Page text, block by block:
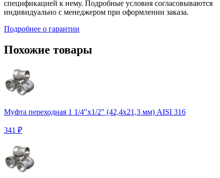
спецификацией к нему. Подробные условия согласовываются
индивидуально с менеджером при оформлении заказа.
Подробнее о гарантии
Похожие товары
Муфта переходная 1 1/4"х1/2" (42,4х21,3 мм) AISI 316
341 ₽